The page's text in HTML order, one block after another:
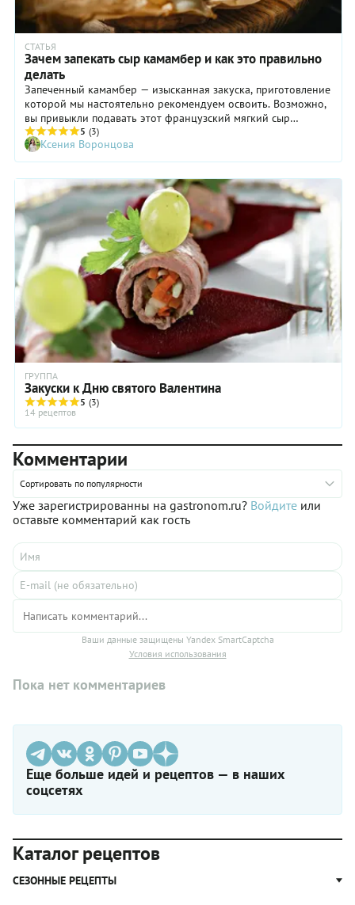
СТАТЬЯ
Зачем запекать сыр камамбер и как это правильно
делать
Запеченный камамбер — изысканная закуска, приготовление
которой мы настоятельно рекомендуем освоить. Возможно,
вы привыкли подавать этот французский мягкий сыр
отдельно или в составе сырной тарелки. Попробуйте кое-что
новое. Запекать камамбер отнюдь не сложно.
5 (3)
Ксения Воронцова
ГРУППА
Закуски к Дню святого Валентина
5 (3)
14 рецептов
Комментарии
Сортировать по популярности
Уже зарегистрированны на gastronom.ru? Войдите или
оставьте комментарий как гость
Ваши данные защищены Yandex SmartCaptcha
Условия использования
Пока нет комментариев
Еще больше идей и рецептов — в наших
соцсетях
Каталог рецептов
СЕЗОННЫЕ РЕЦЕПТЫ